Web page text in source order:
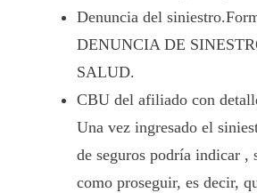
Denuncia del
DENUNCIA DE
SALUD.
CBU del afiliado con
Una vez ingresado el
de seguros podría indicar ,
como proseguir, es decir,